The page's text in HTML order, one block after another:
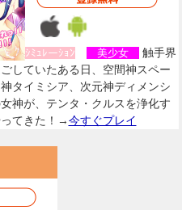
ｼﾐｭﾚーｼｮﾝ 美少女
触手界
していたある日、空間神スペー
タイミシア、次元神ディメンシ
神が、テンタ・クルスを浄化す
てきた！→今すぐプレイ